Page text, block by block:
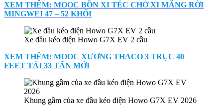
XEM THÊM: MOOC BỒN XI TÉC CHỞ XI MĂNG RỜI
MINGWEI 47 – 52 KHỐI
Xe đầu kéo điện Howo G7X EV 2 cầu
XEM THÊM: MOOC XƯƠNG THACO 3 TRỤC 40
FEET TẢI 33 TẤN MỚI
Khung gầm của xe đầu kéo điện Howo G7X EV 2026